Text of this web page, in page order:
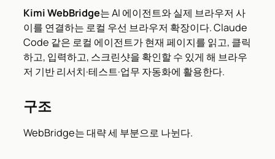
Kimi WebBridge는 AI 에이전트와 실제 브라우저 사
이를 연결하는 로컬 우선 브라우저 확장이다. Claude
Code 같은 로컬 에이전트가 현재 페이지를 읽고, 클릭
하고, 입력하고, 스크린샷을 확인할 수 있게 해 브라우
저 기반 리서치·테스트·업무 자동화에 활용한다.
구조
WebBridge는 대략 세 부분으로 나뉜다.